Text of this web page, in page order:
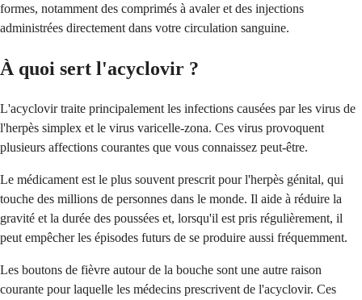
formes, notamment des comprimés à avaler et des injections
administrées directement dans votre circulation sanguine.
À quoi sert l'acyclovir ?
L'acyclovir traite principalement les infections causées par les virus de
l'herpès simplex et le virus varicelle-zona. Ces virus provoquent
plusieurs affections courantes que vous connaissez peut-être.
Le médicament est le plus souvent prescrit pour l'herpès génital, qui
touche des millions de personnes dans le monde. Il aide à réduire la
gravité et la durée des poussées et, lorsqu'il est pris régulièrement, il
peut empêcher les épisodes futurs de se produire aussi fréquemment.
Les boutons de fièvre autour de la bouche sont une autre raison
courante pour laquelle les médecins prescrivent de l'acyclovir. Ces